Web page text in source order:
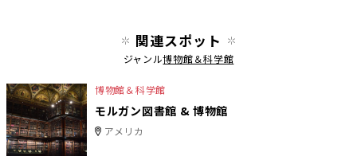
関連スポット
ジャンル博物館＆科学館
博物館＆科学館
モルガン図書館 & 博物館
アメリカ